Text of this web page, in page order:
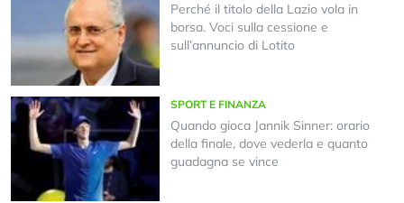
Perché il titolo della Lazio vola in
borsa. Voci sulla cessione e
sull’annuncio di Lotito
SPORT E FINANZA
Quando gioca Jannik Sinner: orario
della finale, dove vederla e quanto
guadagna se vince